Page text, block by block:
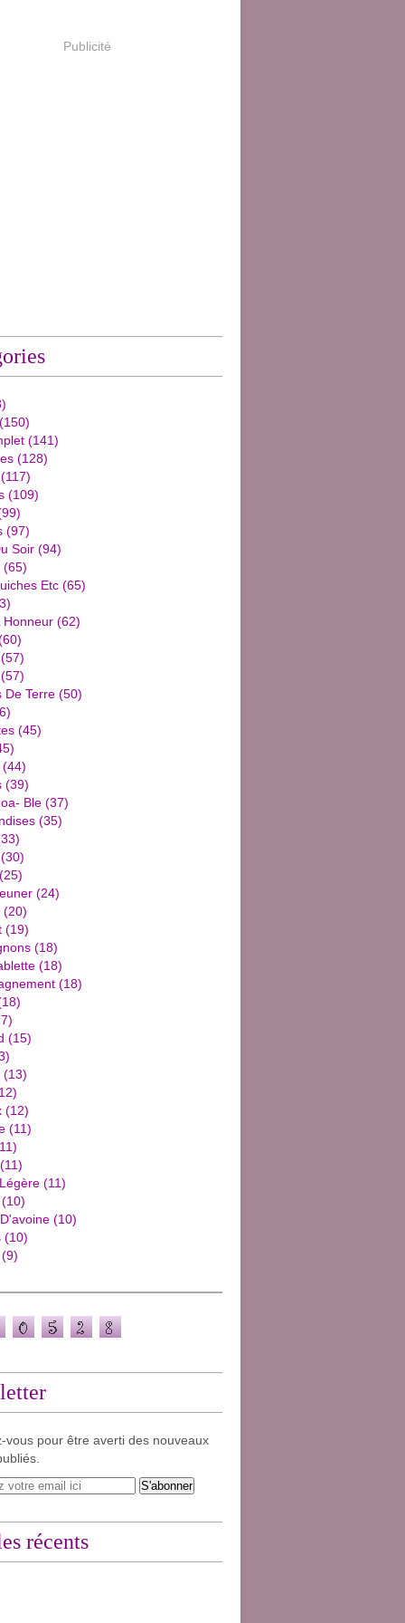
Publicité
(150)
(141)
(128)
(117)
(109)
(97)
Soir (94)
(65)
Etc (65)
Honneur (62)
(57)
(57)
De Terre (50)
(45)
(44)
(39)
Ble (37)
(35)
(30)
(25)
(24)
(20)
(19)
(18)
(18)
(18)
(15)
(13)
(12)
(11)
(11)
(11)
(10)
(10)
(10)
(9)
vous pour être averti des nouveaux
récents